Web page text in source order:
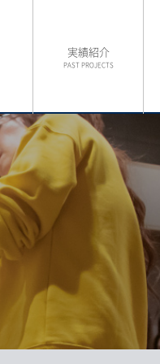
実績紹介
PAST PROJECTS